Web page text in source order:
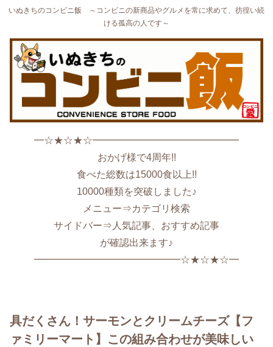
いぬきちのコンビニ飯 ～コンビニの新商品やグルメを常に求めて、彷徨い続
ける孤高の人です～
━☆★☆★☆━━━━━━━━━━━━━━━
おかげ様で4周年!!
食べた総数は15000食以上!!
10000種類を突破しました♪
メニュー⇒カテゴリ検索
サイドバー⇒人気記事、おすすめ記事
が確認出来ます♪
━━━━━━━━━━━━━━━☆★☆★☆━
具だくさん！サーモンとクリームチーズ【フ
ァミリーマート】この組み合わせが美味しい